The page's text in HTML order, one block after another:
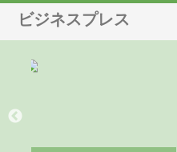
ビジネスプレス